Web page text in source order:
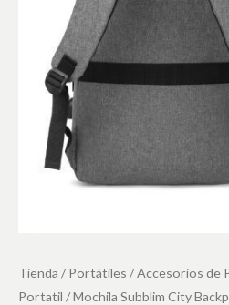
Tienda /Portátiles /Accesorios de
Portatil / Mochila Subblim City
Puerto
cantidad